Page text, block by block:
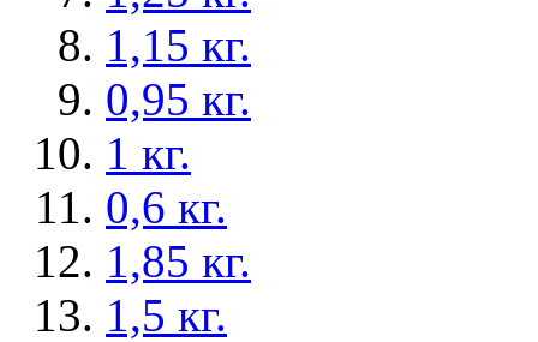
1,15 кг.
0,95 кг.
1 кг.
0,6 кг.
1,85 кг.
1,5 кг.